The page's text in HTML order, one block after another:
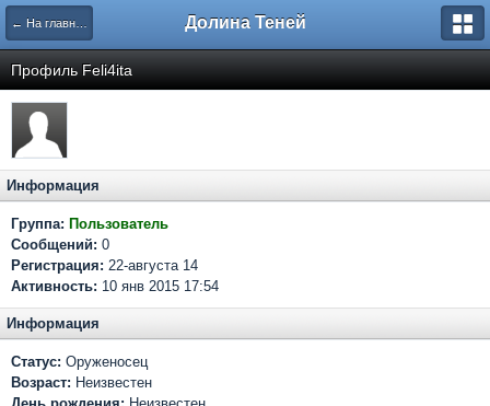
← На главную Долина Теней
Профиль Feli4ita
Информация
Группа: Пользователь
Сообщений: 0
Регистрация: 22-августа 14
Активность: 10 янв 2015 17:54
Информация
Статус: Оруженосец
Возраст: Неизвестен